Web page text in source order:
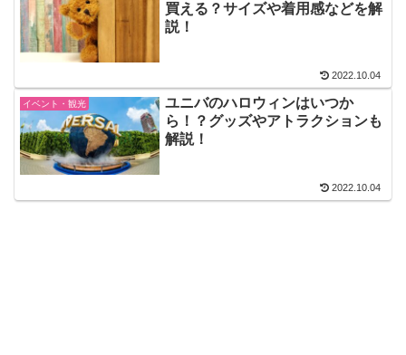
買える？サイズや着用感などを解
説！
2022.10.04
イベント・観光
ユニバのハロウィンはいつか
ら！？グッズやアトラクションも
解説！
2022.10.04